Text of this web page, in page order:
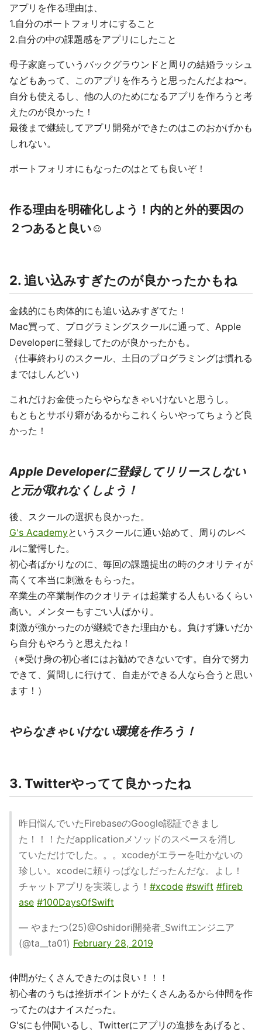
アプリを作る理由は、
1.自分のポートフォリオにすること
2.自分の中の課題感をアプリにしたこと
母子家庭っていうバックグラウンドと周りの結婚ラッシュ
などもあって、このアプリを作ろうと思ったんだよね〜。
自分も使えるし、他の人のためになるアプリを作ろうと考
えたのが良かった！
最後まで継続してアプリ開発ができたのはこのおかげかも
しれない。
ポートフォリオにもなったのはとても良いぞ！
作る理由を明確化しよう！内的と外的要因の
２つあると良い☺️
2. 追い込みすぎたのが良かったかもね
金銭的にも肉体的にも追い込みすぎてた！
Mac買って、プログラミングスクールに通って、Apple
Developerに登録してたのが良かったかも。
（仕事終わりのスクール、土日のプログラミングは慣れる
まではしんどい）
これだけお金使ったらやらなきゃいけないと思うし。
もともとサボり癖があるからこれくらいやってちょうど良
かった！
Apple Developerに登録してリリースしない
と元が取れなくしよう！
後、スクールの選択も良かった。
G's Academyというスクールに通い始めて、周りのレベ
ルに驚愕した。
初心者ばかりなのに、毎回の課題提出の時のクオリティが
高くて本当に刺激をもらった。
卒業生の卒業制作のクオリティは起業する人もいるくらい
高い。メンターもすごい人ばかり。
刺激が強かったのが継続できた理由かも。負けず嫌いだか
ら自分もやろうと思えたね！
（※受け身の初心者にはお勧めできないです。自分で努力
できて、質問しに行けて、自走ができる人なら合うと思い
ます！）
やらなきゃいけない環境を作ろう！
3. Twitterやってて良かったね
昨日悩んでいたFirebaseのGoogle認証できまし
た！！！ただapplicationメソッドのスペースを消し
ていただけでした。。。xcodeがエラーを吐かないの
珍しい。xcodeに頼りっぱなしだったんだな。よし！
チャットアプリを実装しよう！ #xcode #swift #fireb
ase #100DaysOfSwift
— やまたつ(25)@Oshidori開発者_Swiftエンジニア
(@ta__ta01) February 28, 2019
仲間がたくさんできたのは良い！！！
初心者のうちは挫折ポイントがたくさんあるから仲間を作
ってたのはナイスだった。
G'sにも仲間いるし、Twitterにアプリの進捗をあげると、